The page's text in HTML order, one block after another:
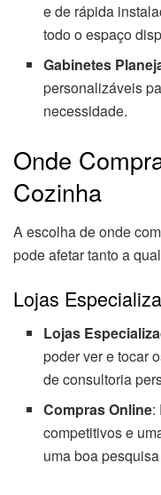
e de rápida
todo o espaço
Gabinetes
personalizáveis
necessidade.
Onde
Cozinha
A escolha de onde
pode afetar tanto a
Lojas
Lojas
poder ver e tocar
de consultoria
Compras Online:
competitivos e
uma boa